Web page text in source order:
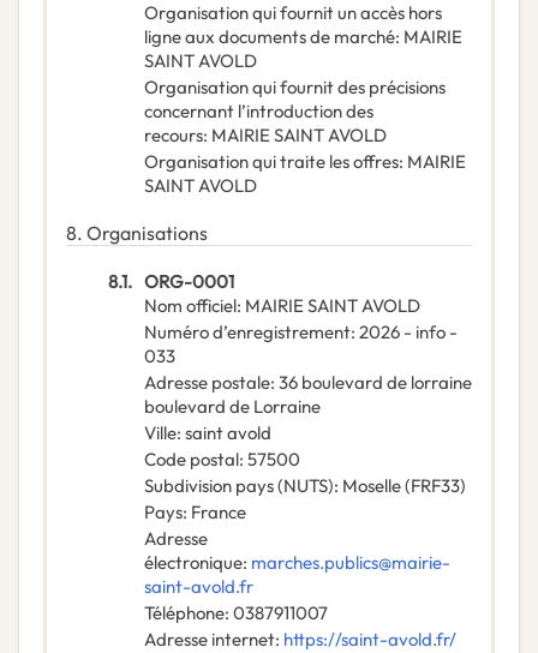
Organisation qui fournit un accès hors
ligne aux documents de marché: MAIRIE
SAINT AVOLD
Organisation qui fournit des précisions
concernant l’introduction des
recours: MAIRIE SAINT AVOLD
Organisation qui traite les offres: MAIRIE
SAINT AVOLD
8. Organisations
8.1. ORG-0001
Nom officiel: MAIRIE SAINT AVOLD
Numéro d’enregistrement: 2026 - info -
033
Adresse postale: 36 boulevard de lorraine
boulevard de Lorraine
Ville: saint avold
Code postal: 57500
Subdivision pays (NUTS): Moselle(FRF33)
Pays: France
Adresse
électronique: marches.publics@mairie-
saint-avold.fr
Téléphone: 0387911007
Adresse internet: https://saint-avold.fr/